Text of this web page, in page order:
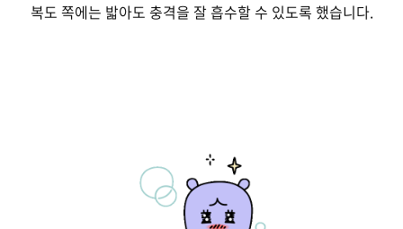
복도 쪽에는 밟아도 충격을 잘 흡수할 수 있도록 했습니다.